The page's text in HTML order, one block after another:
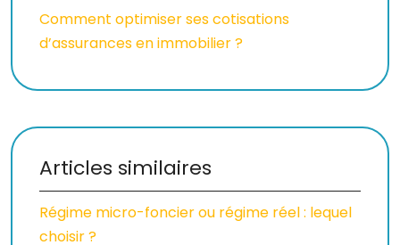
Comment optimiser ses cotisations
d’assurances en immobilier ?
Articles similaires
Régime micro-foncier ou régime réel : lequel
choisir ?